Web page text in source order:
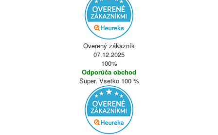
Overený zákazník
07.12.2025
100%
Odporúča obchod
Super. Vsetko 100 %